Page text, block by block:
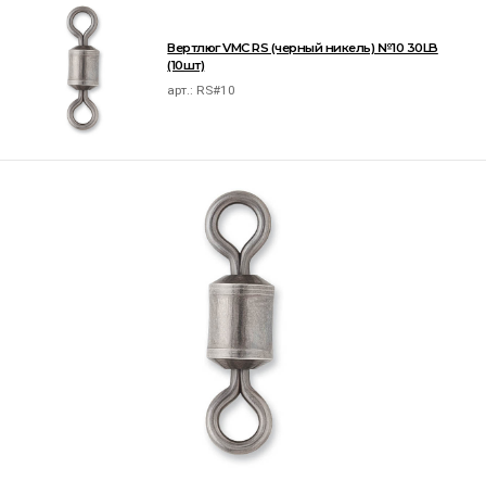
Вертлюг VMC RS (черный никель) №10 30LB
(10шт)
арт.: RS#10